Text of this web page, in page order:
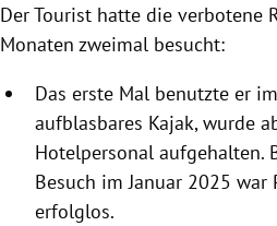
Der Tourist hatte die verbotene
Monaten zweimal besucht:
Das erste Mal benutzte er
aufblasbares Kajak, wurde
Hotelpersonal aufgehalten.
Besuch im Januar 2025 war
erfolglos.